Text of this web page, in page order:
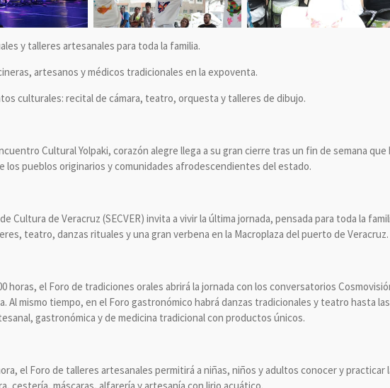
y talleres artesanales para toda la familia.
artesanos y médicos tradicionales en la expoventa.
culturales: recital de cámara, teatro, orquesta y talleres de dibujo.
Cultural Yolpaki, corazón alegre llega a su gran cierre tras un fin de semana
los pueblos originarios y comunidades afrodescendientes del estado.
Cultura de Veracruz (SECVER) invita a vivir la última jornada, pensada para toda la
teatro, danzas rituales y una gran verbena en la Macroplaza del puerto de Veracruz.
horas, el Foro de tradiciones orales abrirá la jornada con los conversatorios
Al mismo tiempo, en el Foro gastronómico habrá danzas tradicionales y teatro hasta las
gastronómica y de medicina tradicional con productos únicos.
el Foro de talleres artesanales permitirá a niñas, niños y adultos conocer y practicar